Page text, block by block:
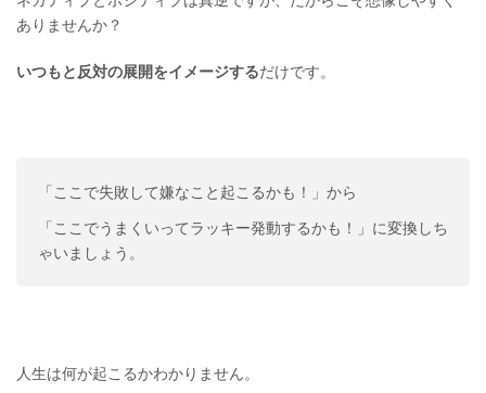
ありませんか？
いつもと反対の展開をイメージするだけです。
「ここで失敗して嫌なこと起こるかも！」から
「ここでうまくいってラッキー発動するかも！」に変換しち
ゃいましょう。
人生は何が起こるかわかりません。